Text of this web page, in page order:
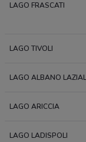
LAGO FRASCATI
LAGO TIVOLI
LAGO ALBANO
LAGO ARICCIA
LAGO LADISPOLI